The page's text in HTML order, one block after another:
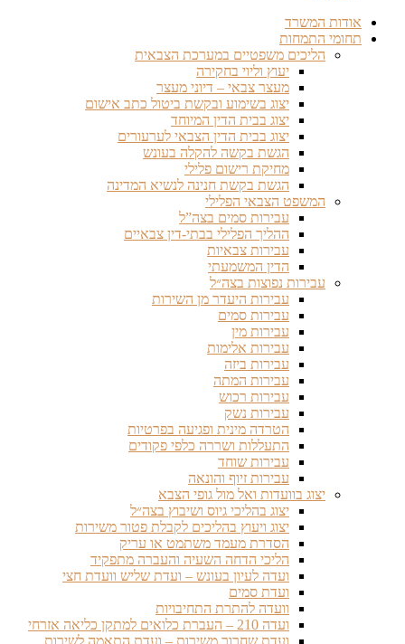
אודות המשרד
תחומי התמחות
הליכים משפטיים במערכת הצבאית
יעוץ וליוי בחקירה
מעצר צבאי – דיוני מעצר
יצוג בשימוע ובקשת ביטול כתב אישום
יצוג בבית הדין המיוחד
יצוג בבית הדין הצבאי לערעורים
הגשת בקשה להקלה בעונש
מחיקת רישום פלילי
הגשת בקשת חנינה לנשיא המדינה
המשפט הצבאי הפלילי
עבירות סמים בצה”ל
ההליך הפלילי בבתי-דין צבאיים
עבירות צבאיות
הדין המשמעתי
עבירות נפוצות בצה״ל
עבירות היעדר מן השירות
עבירות סמים
עבירות מין
עבירות אלימות
עבירות ביזה
עבירות המתה
עבירות רכוש
עבירות נשק
הטרדה מינית ופגיעה בפרטיות
התעללות ושררה כלפי פקודים
עבירות שוחד
עבירות זיוף והונאה
יצוג בוועדות ואל מול גופי הצבא
יצוג בהליכי גיוס ושיבוץ בצה״ל
יצוג ויעוץ בהליכים לקבלת פטור משירות
הסדרת מעמד משתמט או עריק
הליכי הדחה השעיה והעברה מתפקיד
ועדה לעיון בעונש – ועדת שליש וועדת חצי
ועדת סמים
וועדה להתרת התחיבויות
ועדה 210 – העברת כלואים למתקן כליאה אזרחי
ועדת שחרור משירות – ועדת התאמה לשירות